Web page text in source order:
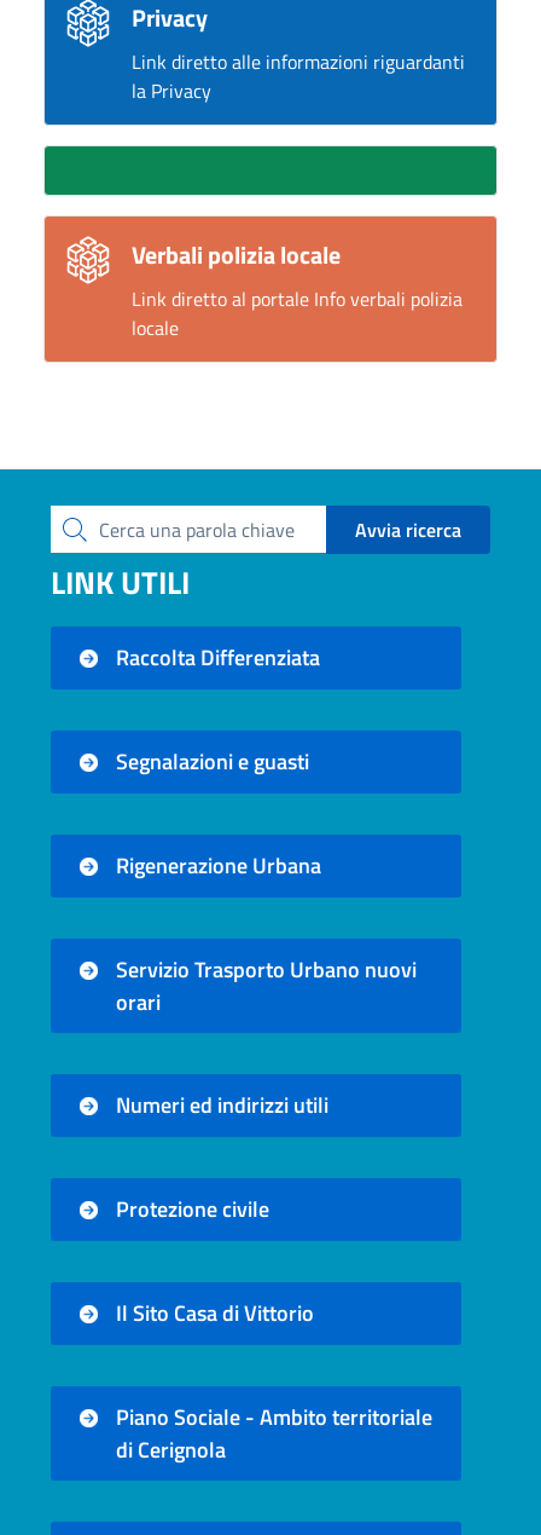
Privacy
Link diretto alle informazioni riguardanti
la Privacy
Verbali polizia locale
Link diretto al portale Info verbali polizia
locale
Cerca una parola chiave Avvia ricerca
LINK UTILI
Raccolta Differenziata
Segnalazioni e guasti
Rigenerazione Urbana
Servizio Trasporto Urbano nuovi
orari
Numeri ed indirizzi utili
Protezione civile
Il Sito Casa di Vittorio
Piano Sociale - Ambito territoriale
di Cerignola